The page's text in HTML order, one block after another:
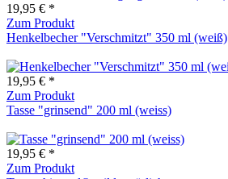
19,95 € *
Zum Produkt
Henkelbecher "Verschmitzt" 350 ml (weiß)
19,95 € *
Zum Produkt
Tasse "grinsend" 200 ml (weiss)
19,95 € *
Zum Produkt